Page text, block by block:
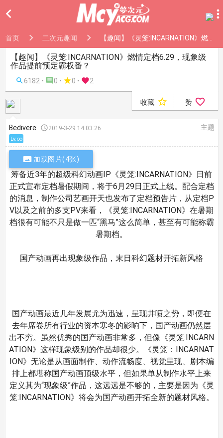

首页 二次元趣闻 【趣闻】《灵笼:INCARNATION》燃情定档6.29，现象级作品提前预定霸权番？
【趣闻】《灵笼:INCARNATION》燃情定档6.29，现象级
作品提前预定霸权番？
 6182 •  0 • 0 • 2
收藏  赞 
Bedivere 2019-3-29 14:03:26 主题
Lv.∞
加载图片(4张)
筹备近3年的超级科幻动画IP《灵笼:INCARNATION》日前
正式宣布定档暑假期间，将于6月29日正式上线。配合定档
的消息，制作公司艺画开天也发布了定档预告片，从定档P
V以及之前的多支PV来看，《灵笼:INCARNATION》在暑期
档很有可能不只是做一匹“黑马”这么简单，甚至有可能称霸
暑期档。
国产动画再出现象级作品，末日科幻题材开拓新风格
国产动画最近几年发展尤为迅速，呈现井喷之势，即便在
去年席卷所有行业的资本寒冬的影响下，国产动画仍然层
出不穷。虽然优秀的国产动画非常多，但像《灵笼:INCARN
ATION》这样现象级别的作品却很少。《灵笼：INCARNAT
ION》无论是从画面制作、动作流畅度、视觉呈现、剧本编
排上都堪称国产动画顶级水平，但如果单从制作水平上来
定义其为“现象级”作品，这远远是不够的，主要是因为《灵
笼:INCARNATION》将会为国产动画开拓全新的题材风格。